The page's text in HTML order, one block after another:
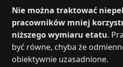
Nie można traktować
pracowników mniej
niższego wymiaru etatu.
być równe, chyba że
obiektywnie uzasadnione.